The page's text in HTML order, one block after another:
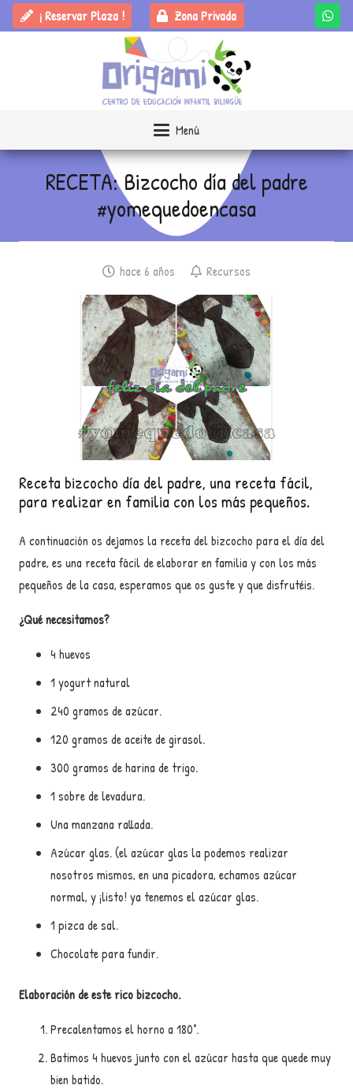
¡ Reservar Plaza ! Zona Privada
Menú
RECETA: Bizcocho día del padre
#yomequedoencasa
hace 6 años Recursos
Receta bizcocho día del padre, una receta fácil,
para realizar en familia con los más pequeños.
A continuación os dejamos la receta del bizcocho para el día del
padre, es una receta fácil de elaborar en familia y con los más
pequeños de la casa, esperamos que os guste y que disfrutéis.
¿Qué necesitamos?
4 huevos
1 yogurt natural
240 gramos de azúcar.
120 gramos de aceite de girasol.
300 gramos de harina de trigo.
1 sobre de levadura.
Una manzana rallada.
Azúcar glas. (el azúcar glas la podemos realizar
nosotros mismos, en una picadora, echamos azúcar
normal, y ¡listo! ya tenemos el azúcar glas.
1 pizca de sal.
Chocolate para fundir.
Elaboración de este rico bizcocho.
Precalentamos el horno a 180°.
Batimos 4 huevos junto con el azúcar hasta que quede muy
bien batido.